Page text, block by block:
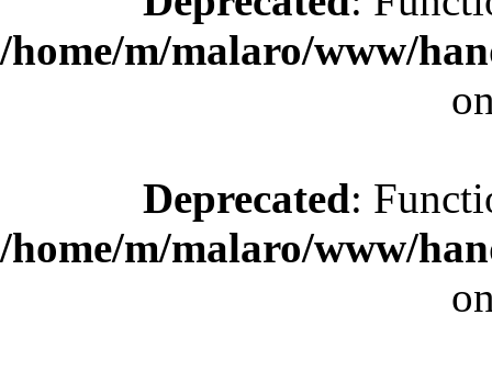
/home/m/malaro/www/
Deprecated:
/home/m/malaro/www/